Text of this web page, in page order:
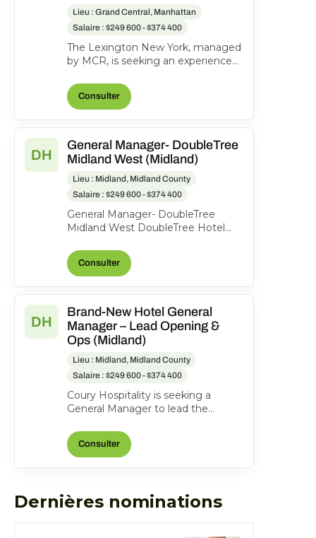
Lieu : Grand Central, Manhattan
Salaire : $249 600 - $374 400
The Lexington New York, managed
by MCR, is seeking an experienced
operations, ensuri...
Consulter
DH
General Manager- DoubleTree
Midland West (Midland)
Lieu : Midland, Midland County
Salaire : $249 600 - $374 400
General Manager- DoubleTree
Midland West DoubleTree Hotel
Midland, Texas, United State...
Consulter
DH
Brand-New Hotel General
Manager – Lead Opening &
Ops (Midland)
Lieu : Midland, Midland County
Salaire : $249 600 - $374 400
Coury Hospitality is seeking a
General Manager to lead the
the new DoubleTree Midla...
Consulter
Dernières nominations